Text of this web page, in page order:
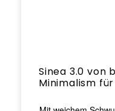
Sinea 3.0 von
Minimalism